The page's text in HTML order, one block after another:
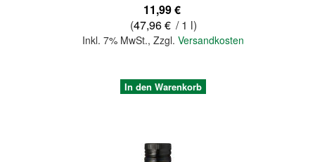
11,99 €
(47,96 € / 1 l)
Inkl. 7% MwSt.,Zzgl.Versandkosten
In den Warenkorb